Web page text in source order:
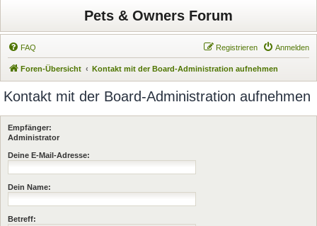
Pets & Owners Forum
FAQ Anmelden
Registrieren
Foren-Übersicht Kontakt mit der Board-Administration aufnehmen
Kontakt mit der Board-Administration aufnehmen
Empfänger:
Administrator
Deine E-Mail-Adresse:
Dein Name:
Betreff: